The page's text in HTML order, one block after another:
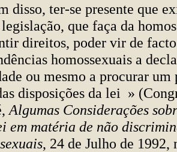
disso, ter-se presente que
que faça da
direitos, poder vir de
homossexuais a
ou mesmo a procurar um
disposições da lei »
Algumas Considerações
em matéria de não
, 24 de Julho de 1992,